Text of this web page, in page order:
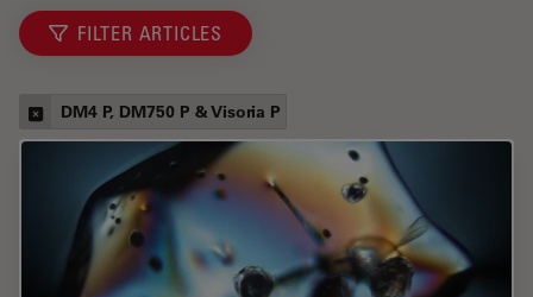
FILTER ARTICLES
DM4 P, DM750 P & Visoria P